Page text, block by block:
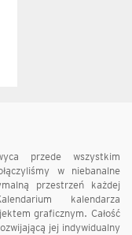
przede wszystkim
w niebanalne
przestrzeń każdej
kalendarza
graficznym. Całość
jej indywidualny